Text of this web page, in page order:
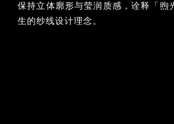
保持立体廓形与莹润质感，诠释「煦
生的纱线设计理念。